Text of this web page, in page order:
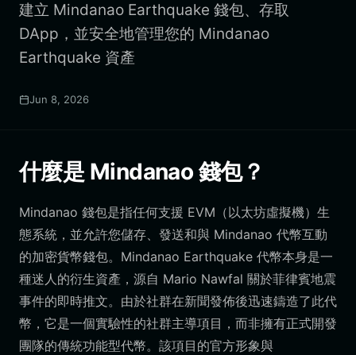
建立 Mindanao Earthquake 錢包、存取
DApp，並安全地管理您的 Mindanao
Earthquake 資產
Jun 8, 2026
什麼是 Mindanao 錢包？
Mindanao 錢包是指任何支援 EVM（以太坊虛擬機）生
態系統，並允許您儲存、發送和與 Mindanao 代幣互動
的加密貨幣錢包。Mindanao Earthquake 代幣本身是一
種迷人的衍生資產，源自 Mario Nawfal 關於菲律賓地震
事件的即時推文。由於社群在新聞發佈後迅速鑄造了此代
幣，它是一個實驗性的社群主導項目，而非擁有正式開發
團隊的傳統功能型代幣。該項目的官方形象與